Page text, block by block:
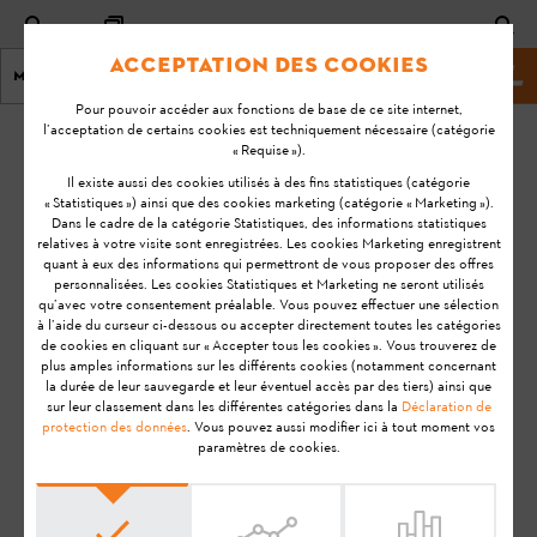
Menu Site Web de STIHL
Page d'accueil KA-01130
Comment est-ce
que je peux
reconnaître que
le Smart
Connector STIHL se
trouve à portée de
l'application STIHL
connected ?
STIHL Connected
Dernière
mise à
jour:
11-09-
20
FAQ
Installation
Acceptation des cookies
Pour pouvoir accéder aux fonctions de base de ce site internet,
l’acceptation de certains cookies est techniquement nécessaire (catégorie
« Requise »).
Il existe aussi des cookies utilisés à des fins statistiques (catégorie
« Statistiques ») ainsi que des cookies marketing (catégorie « Marketing »).
Dans le cadre de la catégorie Statistiques, des informations statistiques
relatives à votre visite sont enregistrées. Les cookies Marketing enregistrent
quant à eux des informations qui permettront de vous proposer des offres
personnalisées. Les cookies Statistiques et Marketing ne seront utilisés
qu’avec votre consentement préalable. Vous pouvez effectuer une sélection
à l’aide du curseur ci-dessous ou accepter directement toutes les catégories
de cookies en cliquant sur « Accepter tous les cookies ». Vous trouverez de
plus amples informations sur les différents cookies (notamment concernant
la durée de leur sauvegarde et leur éventuel accès par des tiers) ainsi que
sur leur classement dans les différentes catégories dans la Déclaration de
protection des données. Vous pouvez aussi modifier ici à tout moment vos
paramètres de cookies.